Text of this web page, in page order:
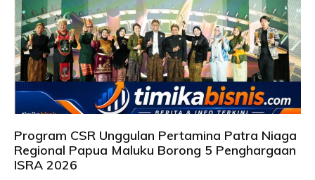
Program CSR Unggulan Pertamina Patra Niaga
Regional Papua Maluku Borong 5 Penghargaan
ISRA 2026